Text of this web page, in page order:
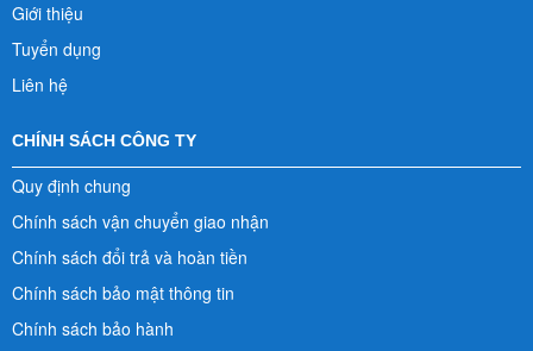
Giới thiệu
Tuyển dụng
Liên hệ
CHÍNH SÁCH CÔNG TY
Quy định chung
Chính sách vận chuyển giao nhận
Chính sách đổi trả và hoàn tiền
Chính sách bảo mật thông tin
Chính sách bảo hành